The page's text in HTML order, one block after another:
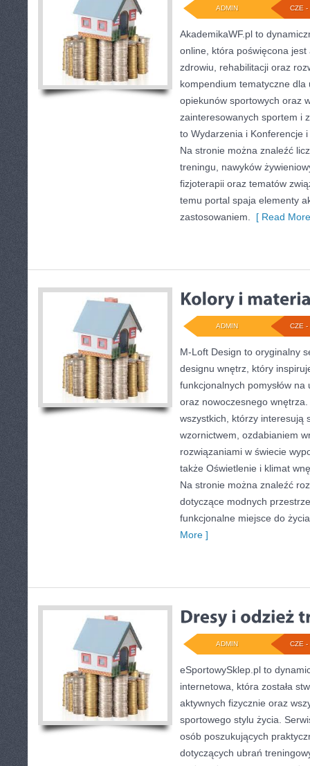
CZE -
ADMIN
AkademikaWF.pl to
online, która poświęcona jest
zdrowiu, rehabilitacji oraz
kompendium tematyczne dla
opiekunów sportowych oraz
zainteresowanych sportem i
to Wydarzenia i Konferencje
Na stronie można znaleźć
treningu, nawyków
fizjoterapii oraz tematów
temu portal spaja elementy
zastosowaniem.
[ Read
CZE -
ADMIN
M-Loft Design to oryginalny
designu wnętrz, który
funkcjonalnych pomysłów
oraz nowoczesnego
wszystkich, którzy interesują
wzornictwem, ozdabianiem
rozwiązaniami w świecie
także Oświetlenie i klimat
Na stronie można znaleźć
dotyczące modnych
funkcjonalne miejsce do
More ]
CZE -
ADMIN
eSportowySklep.pl to
internetowa, która została
aktywnych fizycznie oraz
sportowego stylu życia.
osób poszukujących
dotyczących ubrań